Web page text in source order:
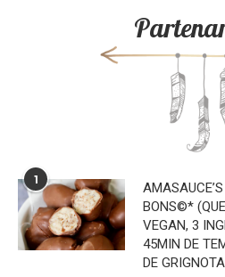
1
BONS©*
VEGAN, 3
45MIN DE
DE